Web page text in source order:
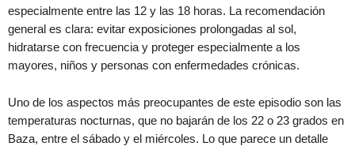
especialmente entre las 12 y las 18 horas. La recomendación
general es clara: evitar exposiciones prolongadas al sol,
hidratarse con frecuencia y proteger especialmente a los
mayores, niños y personas con enfermedades crónicas.
Uno de los aspectos más preocupantes de este episodio son las
temperaturas nocturnas, que no bajarán de los 22 o 23 grados en
Baza, entre el sábado y el miércoles. Lo que parece un detalle